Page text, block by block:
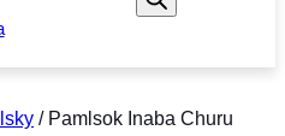
s
e
/ Pamlsok Inaba Churu